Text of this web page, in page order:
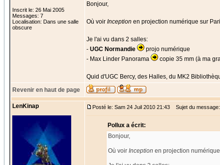
Inscrit le: 26 Mai 2005
Messages: 7
Localisation: Dans une salle
obscure
Bonjour,
Où voir Inception en projection numérique sur
Je l'ai vu dans 2 salles:
- UGC Normandie
projo numérique
- Max Linder Panorama
copie 35 mm (à ma
Quid d'UGC Bercy, des Halles, du MK2
Revenir en haut de page
LenKinap Posté le: Sam 24 Juil 2010 21:43 Sujet du
Pollux a écrit:
Bonjour,
Où voir Inception en projection